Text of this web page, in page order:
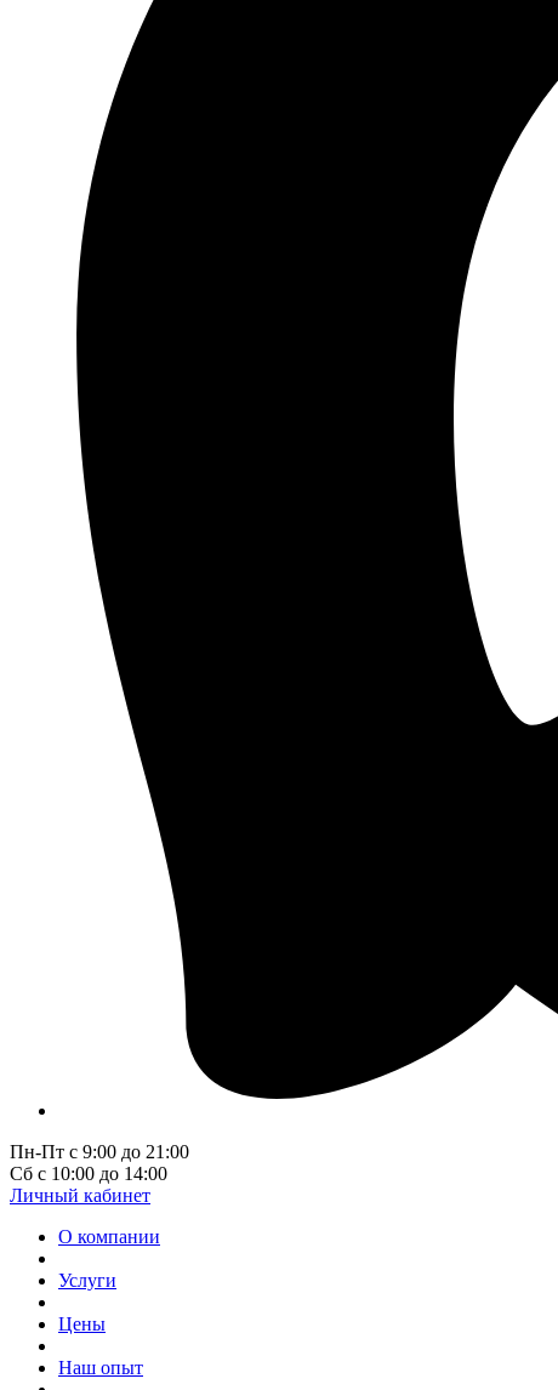
Пн-Пт с 9:00 до 21:00
Сб с 10:00 до 14:00
Личный кабинет
О компании
Услуги
Цены
Наш опыт